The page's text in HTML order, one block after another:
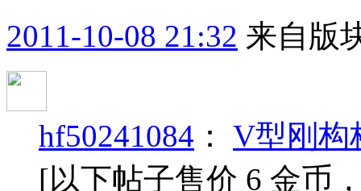
2011-10-08 21:32 来自版
hf50241084 ： V型刚构
[以下帖子售价 6 金币